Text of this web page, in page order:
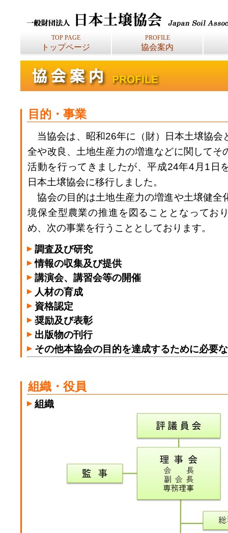
TOP PAGE
トップページ
PROFILE
協会案内
目的・事業
当協会は、昭和26年に（財）日本土壌協会
全や改良、土地生産力の増進などに関してそ
活動を行ってきましたが、平成24年4月1日
日本土壌協会に移行しました。
協会の目的は土地生産力の増進や土壌健全
境保全型農業の推進を図ることとなってお
め、次の事業を行うこととしております。
調査及び研究
情報の収集及び提供
講演会、講習会等の開催
人材の育成
資格認定
奨励及び表彰
出版物の刊行
その他本協会の目的を達成するために必要
組織・役員
組織